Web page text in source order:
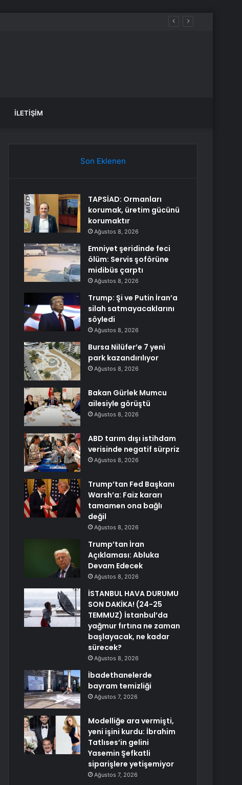
İLETIŞIM
Son Eklenen
TAPSİAD: Ormanları
korumak, üretim gücünü
korumaktır
Ağustos 8, 2026
Emniyet şeridinde feci
ölüm: Servis şoförüne
midibüs çarptı
Ağustos 8, 2026
Trump: Şi ve Putin İran’a
silah satmayacaklarını
söyledi
Ağustos 8, 2026
Bursa Nilüfer’e 7 yeni
park kazandırılıyor
Ağustos 8, 2026
Bakan Gürlek Mumcu
ailesiyle görüştü
Ağustos 8, 2026
ABD tarım dışı istihdam
verisinde negatif sürpriz
Ağustos 8, 2026
Trump’tan Fed Başkanı
Warsh’a: Faiz kararı
tamamen ona bağlı
değil
Ağustos 8, 2026
Trump’tan İran
Açıklaması: Abluka
Devam Edecek
Ağustos 8, 2026
İSTANBUL HAVA DURUMU
SON DAKİKA! (24-25
TEMMUZ) İstanbul’da
yağmur fırtına ne zaman
başlayacak, ne kadar
sürecek?
Ağustos 8, 2026
İbadethanelerde
bayram temizliği
Ağustos 7, 2026
Modelliğe ara vermişti,
yeni işini kurdu: İbrahim
Tatlıses’in gelini
Yasemin Şefkatli
siparişlere yetişemiyor
Ağustos 7, 2026